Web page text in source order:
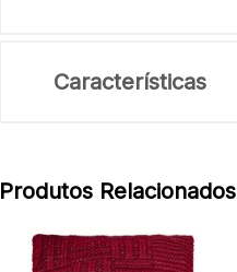
Características
Produtos Relacionados